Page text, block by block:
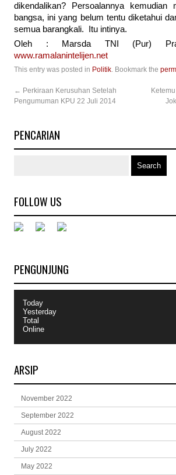
dikendalikan? Persoalannya kemudian
bangsa, ini yang belum tentu diketahui
semua barangkali. Itu intinya.
Oleh : Marsda TNI (Pur)
www.ramalanintelijen.net
This entry was posted in Politik. Bookmark the
← Perkiraan Kerusuhan Setelah
Pengumuman KPU 22 Juli 2014
PENCARIAN
FOLLOW US
PENGUNJUNG
Today
Yesterday
Total
Online
ARSIP
November 2022
September 2022
August 2022
July 2022
May 2022